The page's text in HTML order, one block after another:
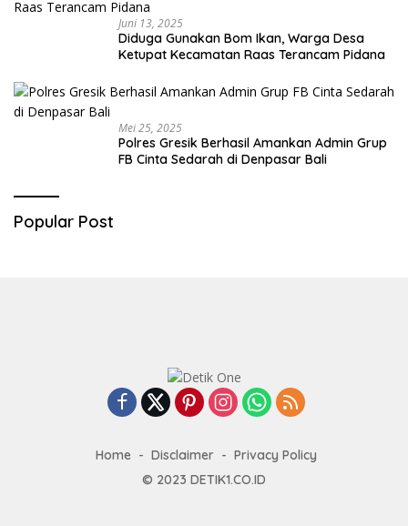
Juni 13, 2025
Diduga Gunakan Bom Ikan, Warga Desa
Ketupat Kecamatan Raas Terancam Pidana
Mei 25, 2025
Polres Gresik Berhasil Amankan Admin Grup
FB Cinta Sedarah di Denpasar Bali
Popular Post
Home Disclaimer
Privacy Policy
© 2023 DETIK1.CO.ID